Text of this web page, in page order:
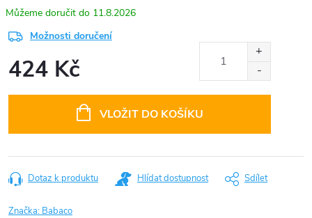
11.8.2026
Možnosti doručení
424 Kč
VLOŽIT DO KOŠÍKU
Dotaz k produktu Hlídat dostupnost Sdílet
Značka: Babaco